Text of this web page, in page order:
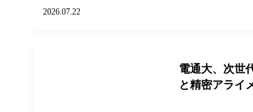
2026.07.22
電通大、次世
と精密アライ